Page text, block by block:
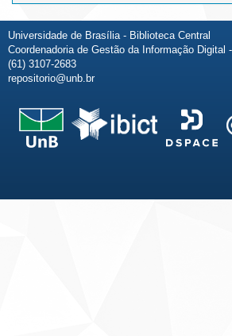
Universidade de Brasília - Biblioteca Central
Coordenadoria de Gestão da Informação Digital
(61) 3107-2683
repositorio@unb.br